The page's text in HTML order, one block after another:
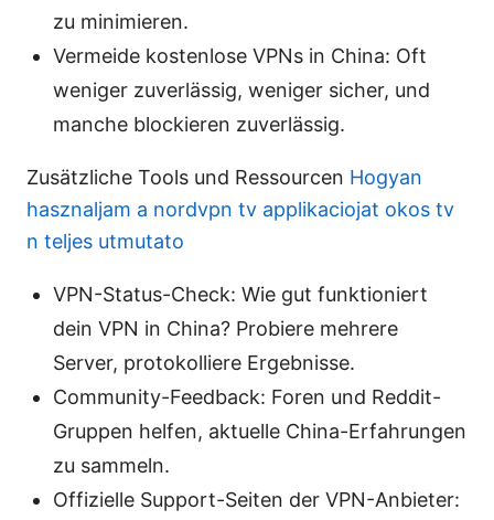
zu minimieren.
Vermeide kostenlose VPNs in China: Oft
weniger zuverlässig, weniger sicher, und
manche blockieren zuverlässig.
Zusätzliche Tools und Ressourcen Hogyan
hasznaljam a nordvpn tv applikaciojat okos tv
n teljes utmutato
VPN-Status-Check: Wie gut funktioniert
dein VPN in China? Probiere mehrere
Server, protokolliere Ergebnisse.
Community-Feedback: Foren und Reddit-
Gruppen helfen, aktuelle China-Erfahrungen
zu sammeln.
Offizielle Support-Seiten der VPN-Anbieter: